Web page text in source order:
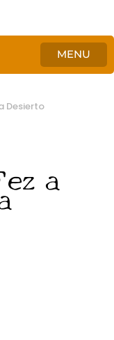
MENU
Desierto
a